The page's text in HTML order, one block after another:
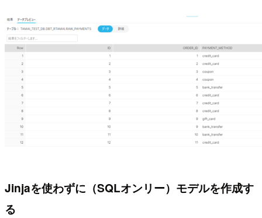
Jinjaを使わずに（SQLオンリー）モデルを作成す
る